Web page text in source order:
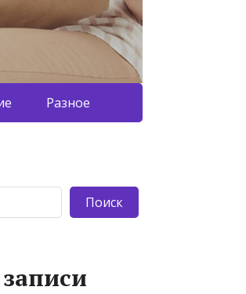
Разное
Поиск